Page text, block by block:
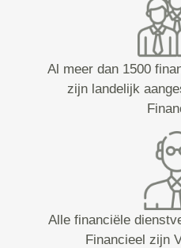
Al meer dan 1500
zijn landelijk
Alle financiële
Financieel zijn